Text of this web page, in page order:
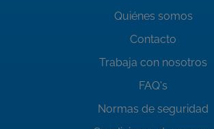
Quiénes somos
Contacto
Trabaja con nosotros
FAQ's
Normas de seguridad